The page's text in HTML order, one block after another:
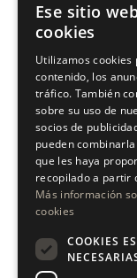
Ese sitio
cookies
Utilizamos cookies
contenido, los
tráfico. También
sobre su uso de
socios de
pueden
que les haya
recopilado a partir
Más información
cookies
COOKIES